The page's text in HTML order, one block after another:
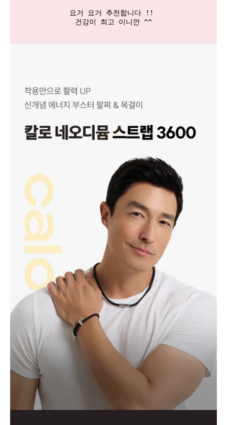
요거 요거 추천합니다 !!
건강이 최고 이니깐 ^^